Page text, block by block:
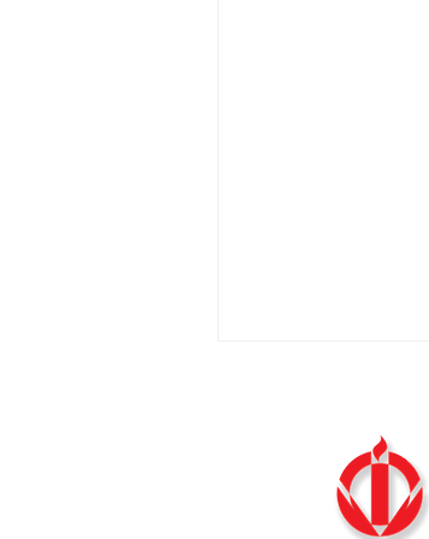
La fe es adhesión